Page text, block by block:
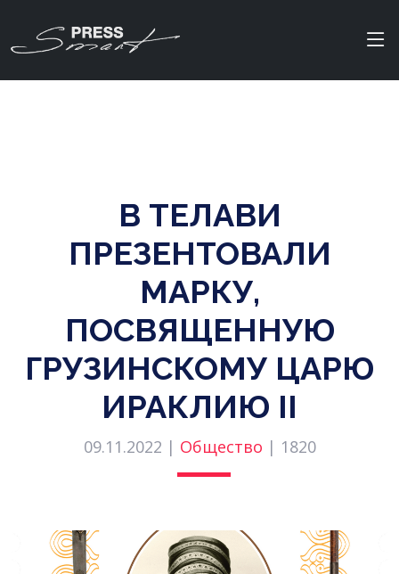
В ТЕЛАВИ
ПРЕЗЕНТОВАЛИ
МАРКУ,
ПОСВЯЩЕННУЮ
ГРУЗИНСКОМУ ЦАРЮ
ИРАКЛИЮ II
09.11.2022 | Общество | 1820